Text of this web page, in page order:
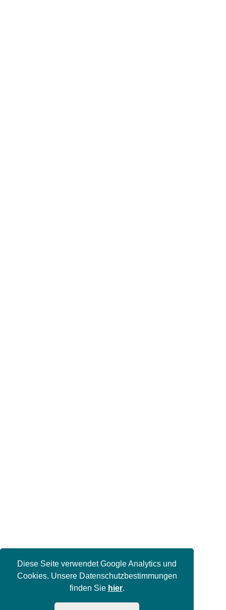
Diese Seite verwendet Google Analytics und
Cookies. Unsere Datenschutzbestimmungen
finden Sie hier.